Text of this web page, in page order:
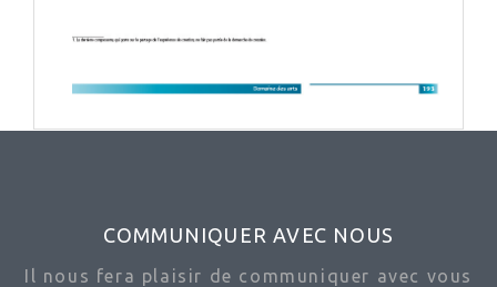
COMMUNIQUER AVEC NOUS
Il nous fera plaisir de communiquer avec vous